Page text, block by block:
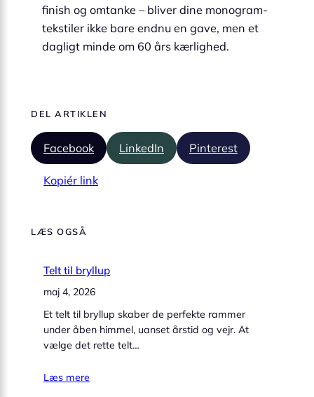
finish og omtanke – bliver dine monogram-
tekstiler ikke bare endnu en gave, men et
dagligt minde om 60 års kærlighed.
DEL ARTIKLEN
Facebook LinkedIn Pinterest
Kopiér link
LÆS OGSÅ
Telt til bryllup
maj 4, 2026
Et telt til bryllup skaber de perfekte rammer
under åben himmel, uanset årstid og vejr. At
vælge det rette telt…
Læs mere